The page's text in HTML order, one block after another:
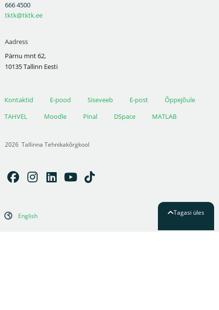
666 4500
tktk@tktk.ee
Aadress
Pärnu mnt 62,
10135 Tallinn Eesti
Kontaktid E-pood Siseveeb E-post
Õppejõule
TAHVEL
Moodle Pinal DSpace MATLAB
2026 Tallinna Tehnikakõrgkool
English Tagasi üles